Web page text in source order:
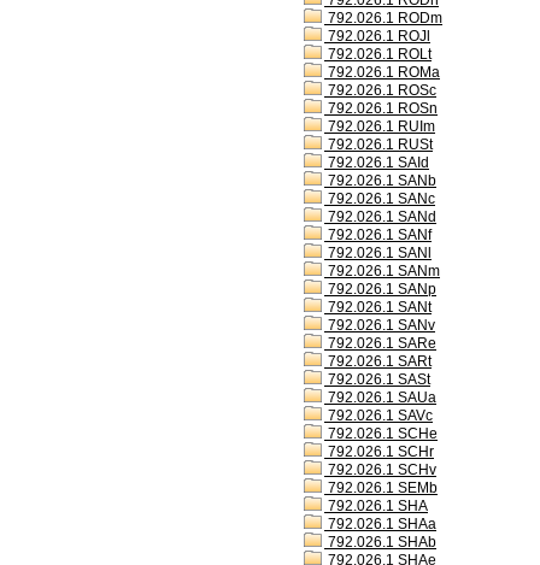
792.026.1 RODm
792.026.1 ROJl
792.026.1 ROLt
792.026.1 ROMa
792.026.1 ROSc
792.026.1 ROSn
792.026.1 RUIm
792.026.1 RUSt
792.026.1 SAId
792.026.1 SANb
792.026.1 SANc
792.026.1 SANd
792.026.1 SANf
792.026.1 SANl
792.026.1 SANm
792.026.1 SANp
792.026.1 SANt
792.026.1 SANv
792.026.1 SARe
792.026.1 SARt
792.026.1 SASt
792.026.1 SAUa
792.026.1 SAVc
792.026.1 SCHe
792.026.1 SCHr
792.026.1 SCHv
792.026.1 SEMb
792.026.1 SHA
792.026.1 SHAa
792.026.1 SHAb
792.026.1 SHAe